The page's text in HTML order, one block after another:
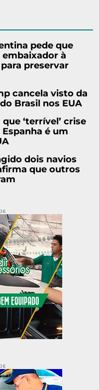
pede que
à
preservar
cancela visto da
Brasil nos EUA
‘terrível’ crise
é um
dois navios
que outros